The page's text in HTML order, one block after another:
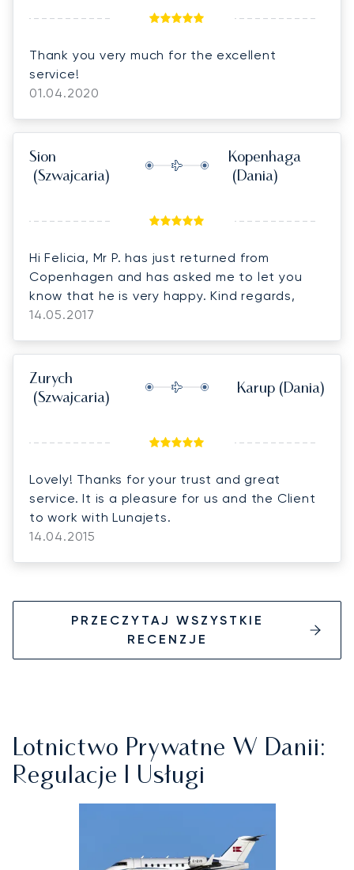
Thank you very much for the excellent
service!
01.04.2020
Sion
(Szwajcaria)
Kopenhaga
(Dania)
Hi Felicia, Mr P. has just returned from
Copenhagen and has asked me to let you
know that he is very happy. Kind regards,
14.05.2017
Zurych
(Szwajcaria)
Karup (Dania)
Lovely! Thanks for your trust and great
service. It is a pleasure for us and the Client
to work with Lunajets.
14.04.2015
PRZECZYTAJ WSZYSTKIE
RECENZJE
Lotnictwo Prywatne W Danii:
Regulacje I Usługi